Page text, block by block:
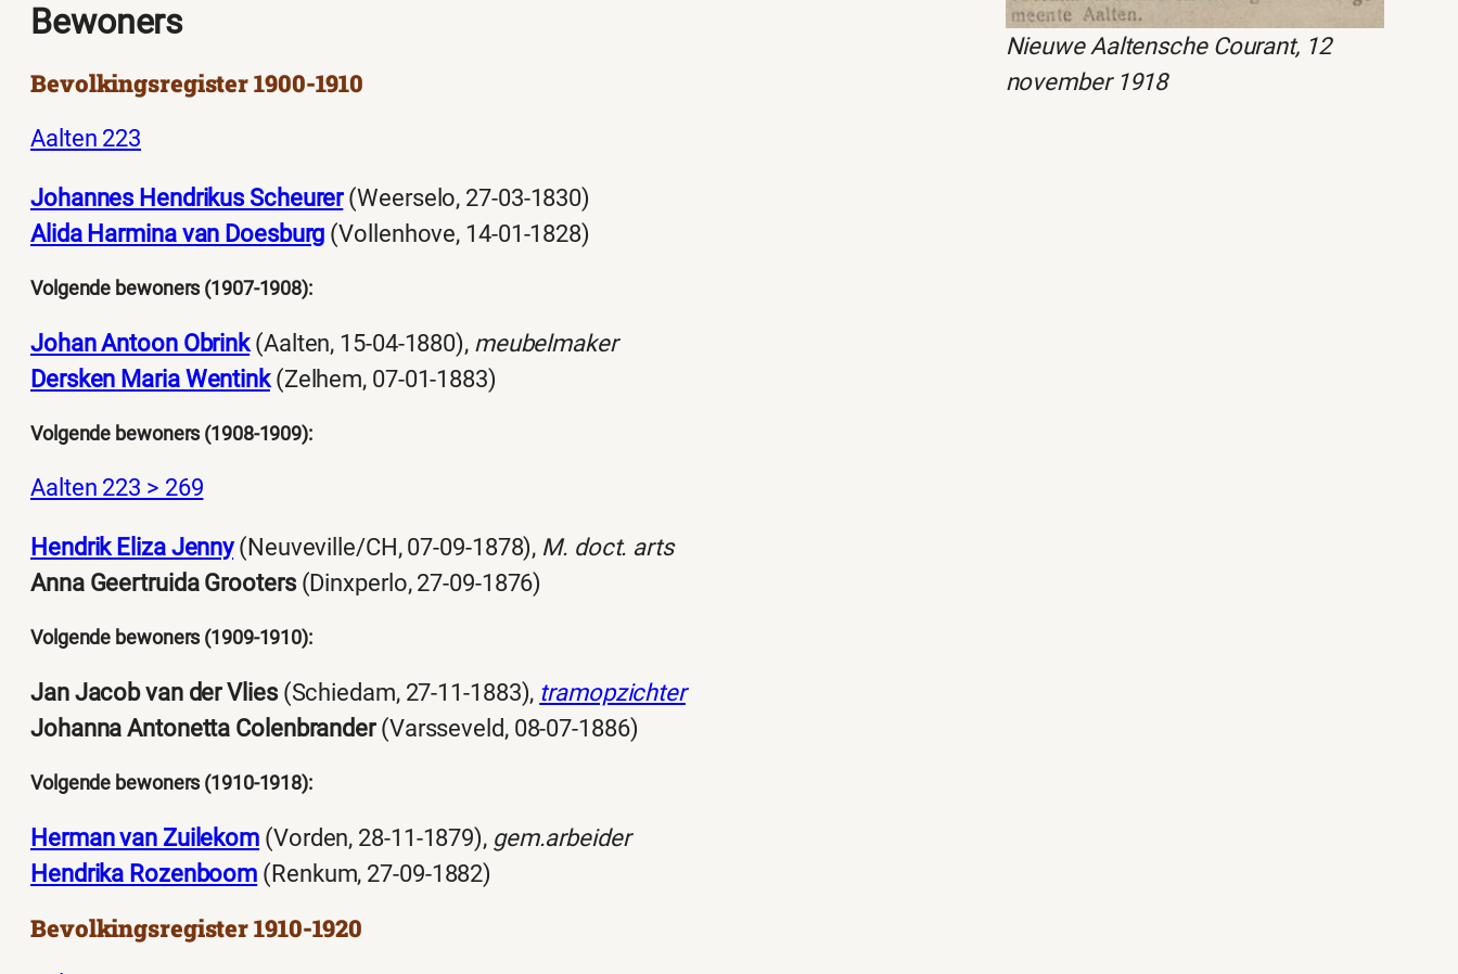
Bewoners
Bevolkingsregister 1900-1910
Aalten 223
Johannes Hendrikus Scheurer(Weerselo, 27-03-1830)
Alida Harmina van Doesburg (Vollenhove, 14-01-1828)
Volgende bewoners (1907-1908):
Johan Antoon Obrink(Aalten, 15-04-1880), meubelmaker
Dersken Maria Wentink(Zelhem, 07-01-1883)
Volgende bewoners (1908-1909):
Aalten 223 > 269
Hendrik Eliza Jenny(Neuveville/CH, 07-09-1878), M. doct. arts
Anna Geertruida Grooters(Dinxperlo, 27-09-1876)
Volgende bewoners (1909-1910):
Jan Jacob van der Vlies(Schiedam, 27-11-1883), tramopzichter
Johanna Antonetta Colenbrander(Varsseveld, 08-07-1886)
Volgende bewoners (1910-1918):
Herman van Zuilekom (Vorden, 28-11-1879), gem.arbeider
Hendrika Rozenboom (Renkum, 27-09-1882)
Bevolkingsregister 1910-1920
Nieuwe Aaltensche Courant, 12
november 1918